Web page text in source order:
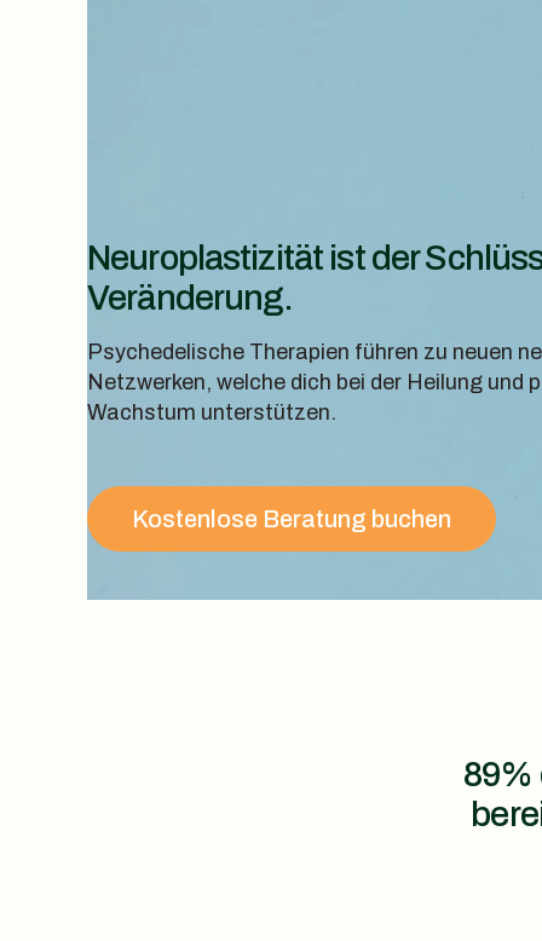
Neuroplastizität ist der
Veränderung.
Psychedelische Therapien führen zu neuen
Netzwerken, welche dich bei der Heilung und
Wachstum unterstützen.
Kostenlose Beratung buchen
89%